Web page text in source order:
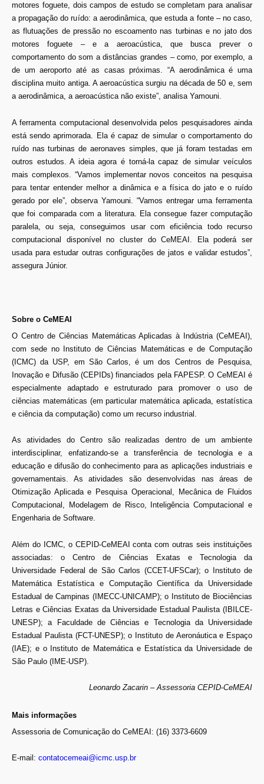
motores foguete, dois campos de estudo se completam para analisar
a propagação do ruído: a aerodinâmica, que estuda a fonte – no caso,
as flutuações de pressão no escoamento nas turbinas e no jato dos
motores foguete – e a aeroacústica, que busca prever o
comportamento do som a distâncias grandes – como, por exemplo, a
de um aeroporto até as casas próximas. “A aerodinâmica é uma
disciplina muito antiga. A aeroacústica surgiu na década de 50 e, sem
a aerodinâmica, a aeroacústica não existe”, analisa Yamouni.
A ferramenta computacional desenvolvida pelos pesquisadores ainda
está sendo aprimorada. Ela é capaz de simular o comportamento do
ruído nas turbinas de aeronaves simples, que já foram testadas em
outros estudos. A ideia agora é torná-la capaz de simular veículos
mais complexos. “Vamos implementar novos conceitos na pesquisa
para tentar entender melhor a dinâmica e a física do jato e o ruído
gerado por ele”, observa Yamouni. “Vamos entregar uma ferramenta
que foi comparada com a literatura. Ela consegue fazer computação
paralela, ou seja, conseguimos usar com eficiência todo recurso
computacional disponível no cluster do CeMEAI. Ela poderá ser
usada para estudar outras configurações de jatos e validar estudos”,
assegura Júnior.
Sobre o CeMEAI
O Centro de Ciências Matemáticas Aplicadas à Indústria (CeMEAI),
com sede no Instituto de Ciências Matemáticas e de Computação
(ICMC) da USP, em São Carlos, é um dos Centros de Pesquisa,
Inovação e Difusão (CEPIDs) financiados pela FAPESP. O CeMEAI é
especialmente adaptado e estruturado para promover o uso de
ciências matemáticas (em particular matemática aplicada, estatística
e ciência da computação) como um recurso industrial.
As atividades do Centro são realizadas dentro de um ambiente
interdisciplinar, enfatizando-se a transferência de tecnologia e a
educação e difusão do conhecimento para as aplicações industriais e
governamentais. As atividades são desenvolvidas nas áreas de
Otimização Aplicada e Pesquisa Operacional, Mecânica de Fluidos
Computacional, Modelagem de Risco, Inteligência Computacional e
Engenharia de Software.
Além do ICMC, o CEPID-CeMEAI conta com outras seis instituições
associadas: o Centro de Ciências Exatas e Tecnologia da
Universidade Federal de São Carlos (CCET-UFSCar); o Instituto de
Matemática Estatística e Computação Científica da Universidade
Estadual de Campinas (IMECC-UNICAMP); o Instituto de Biociências
Letras e Ciências Exatas da Universidade Estadual Paulista (IBILCE-
UNESP); a Faculdade de Ciências e Tecnologia da Universidade
Estadual Paulista (FCT-UNESP); o Instituto de Aeronáutica e Espaço
(IAE); e o Instituto de Matemática e Estatística da Universidade de
São Paulo (IME-USP).
Leonardo Zacarin – Assessoria CEPID-CeMEAI
Mais informações
Assessoria de Comunicação do CeMEAI: (16) 3373-6609
E-mail: contatocemeai@icmc.usp.br